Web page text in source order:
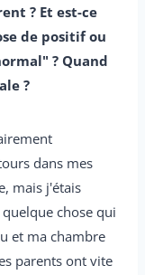
? Et est-ce
de positif ou
? Quand
?
dans mes
mais j'étais
chose qui
et ma chambre
parents ont vite